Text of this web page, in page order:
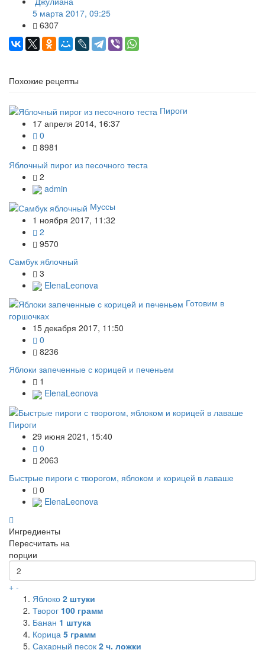
5 марта 2017, 09:25
6307
Похожие рецепты
Пироги
17 апреля 2014, 16:37
0
8981
Яблочный пирог из песочного теста
2
admin
Муссы
1 ноября 2017, 11:32
2
9570
Самбук яблочный
3
ElenaLeonova
Готовим в
горшочках
15 декабря 2017, 11:50
0
8236
Яблоки запеченные с корицей и печеньем
1
ElenaLeonova
Пироги
29 июня 2021, 15:40
0
2063
Быстрые пироги с творогом, яблоком и корицей в лаваше
0
ElenaLeonova
Ингредиенты
Пересчитать на
порции
+ -
Яблоко 2 штуки
Творог 100 грамм
Банан 1 штука
Корица 5 грамм
Сахарный песок 2 ч. ложки